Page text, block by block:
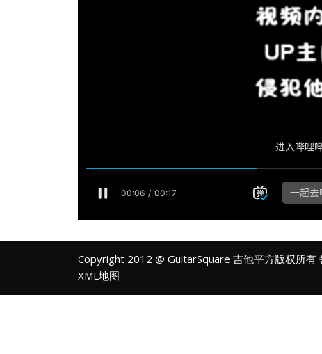
Copyright 2012 @ GuitarSquare 吉他平方版权所有
XML地图